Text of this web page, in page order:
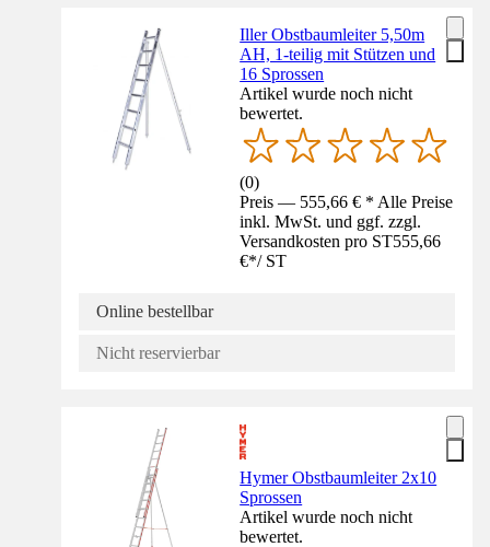
Iller Obstbaumleiter 5,50m
AH, 1-teilig mit Stützen und
16 Sprossen
Artikel wurde noch nicht
bewertet.
(0)
Preis — 555,66 € * Alle Preise
inkl. MwSt. und ggf. zzgl.
Versandkosten pro ST555,66
€*/ ST
Online bestellbar
Nicht reservierbar
Hymer Obstbaumleiter 2x10
Sprossen
Artikel wurde noch nicht
bewertet.